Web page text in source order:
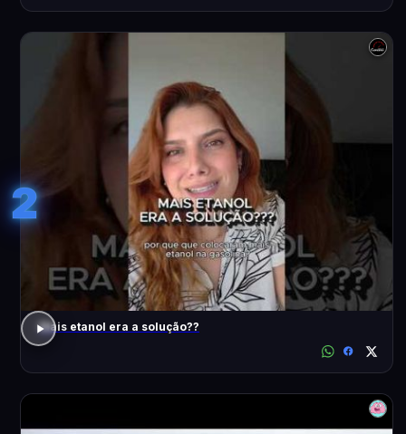
2
Mais etanol era a solução??